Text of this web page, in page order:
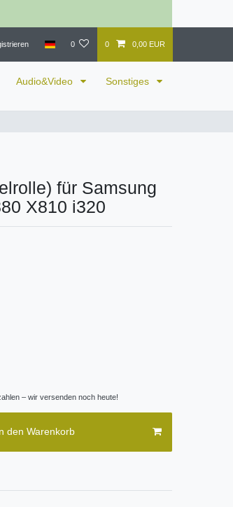
0 0 0,00 EUR
Audio&Video Sonstiges
für Samsung
X810 i320
– wir versenden noch heute!
den Warenkorb